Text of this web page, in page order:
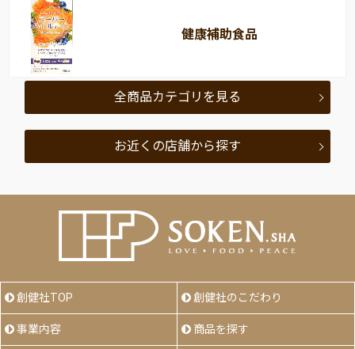
健康補助食品
全商品カテゴリを見る
お近くの店舗から探す
創健社TOP 創健社のこだわり
事業内容 商品を探す